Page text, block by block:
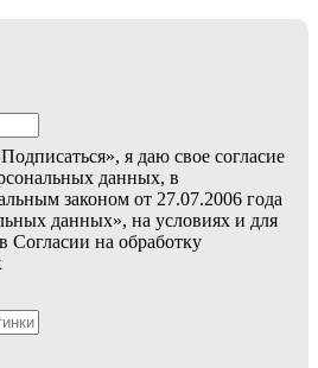
я даю свое согласие
данных, в
законом от 27.07.2006 года
данных», на условиях и для
Согласии на обработку